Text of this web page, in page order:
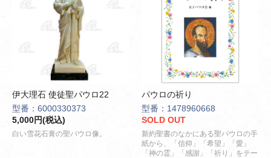
伊大理石 使徒聖パウロ22
型番：6000330373
5,000円(税込)
白い雪花石膏の聖パウロ像。
パウロの祈り
型番：1478960668
SOLD OUT
新約聖書のなかにある聖パウロの手
紙から、「信仰」「希望」「愛」
「神の霊」「感謝」「祈り」をテー